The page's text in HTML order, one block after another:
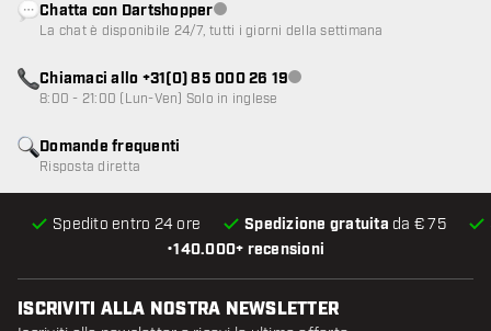
•140.000+ recensioni
Spedito entro 24 ore Spedizione gratuita da € 75
Domande frequenti
Risposta diretta
Chatta con DartshopperServizio clienti non disponibile
La chat è disponibile 24/7, tutti i giorni della settimana
Chiamaci allo +31(0) 85 000 26 19Servizio clienti non disponibile
8:00 - 21:00 (Lun-Ven) Solo in inglese
ISCRIVITI ALLA NOSTRA NEWSLETTER